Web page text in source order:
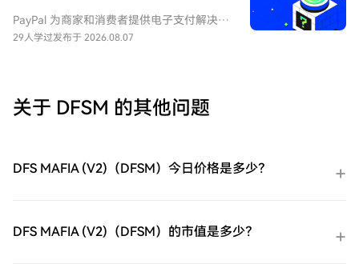
步：创建您的HTX账户使用您的电子邮件、
手机号码注册一个免费账户在HTX上。体验
买：使用您HTX账户余额中的资金进行无缝
易。HTX场外交易台（OTC）购买：为大量
（EBAY）后，将其存储在您的HTX账户钱包
中。您也可以通过区块链转账将其发送到其
PayPal 为商家和消费者提供电子支付解决方
案，重点关注在线交易。到2025年底，该公
29人学过发布于 2026.08.07
关于 DFSM 的其他问题
DFS MAFIA (V2)（DFSM）今日价格是多少？
DFS MAFIA (V2)（DFSM）的市值是多少？